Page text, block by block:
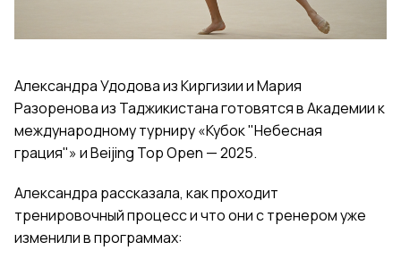
Александра Удодова из Киргизии и Мария
Разореноваиз Таджикистана готовятся в Академии к
международному турниру «Кубок "Небесная
грация"» и Beijing Top Open — 2025.
Александра рассказала, как проходит
тренировочный процесс и что они с тренером уже
изменили в программах: